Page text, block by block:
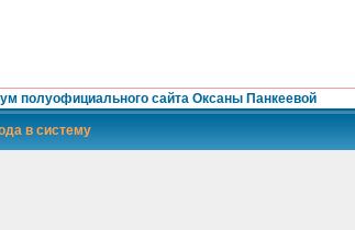
полуофициального сайта Оксаны Панкеевой
в систему